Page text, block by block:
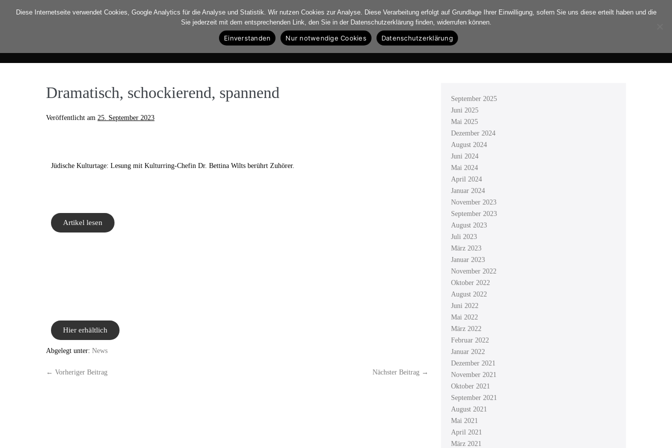
Biographie Theater Film Critic’s Corner Galerie Autogramme
Dramatisch, schockierend, spannend
Veröffentlicht am 25. September 2023
Jüdische Kulturtage: Lesung mit Kulturring-Chefin Dr. Bettina Wilts berührt Zuhörer.
Artikel lesen
Hier erhältlich
Abgelegt unter: News
← Vorheriger Beitrag Nächster Beitrag →
September 2025
Juni 2025
Mai 2025
Dezember 2024
August 2024
Juni 2024
Mai 2024
April 2024
Januar 2024
November 2023
September 2023
August 2023
Juli 2023
März 2023
Januar 2023
November 2022
Oktober 2022
August 2022
Juni 2022
Mai 2022
März 2022
Februar 2022
Januar 2022
Dezember 2021
November 2021
Oktober 2021
September 2021
August 2021
Mai 2021
April 2021
März 2021
Diese Internetseite verwendet Cookies, Google Analytics für die Analyse und Statistik. Wir nutzen Cookies zur Analyse. Diese Verarbeitung erfolgt auf Grundlage Ihrer Einwilligung, sofern Sie uns diese erteilt haben und die
Sie jederzeit mit dem entsprechenden Link, den Sie in der Datenschutzerklärung finden, widerrufen können.
Einverstanden Nur notwendige Cookies Datenschutzerklärung